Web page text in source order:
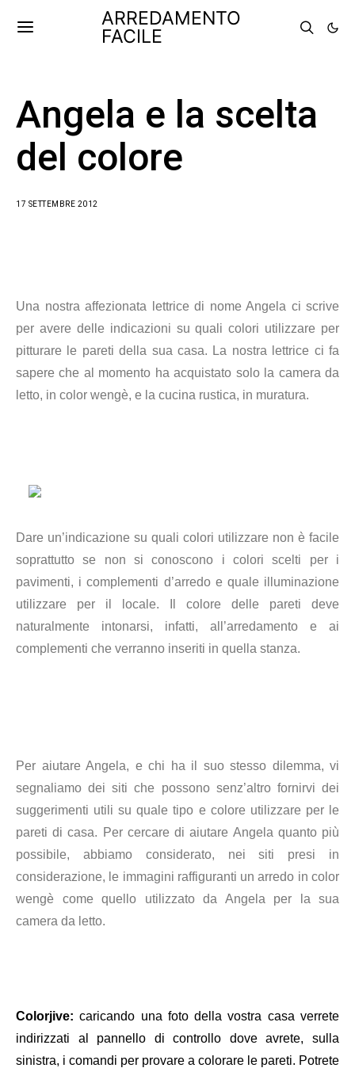
ARREDAMENTO
FACILE
Angela e la scelta
del colore
17 SETTEMBRE 2012
Una nostra affezionata lettrice di nome Angela ci scrive
per avere delle indicazioni su quali colori utilizzare per
pitturare le pareti della sua casa. La nostra lettrice ci fa
sapere che al momento ha acquistato solo la camera da
letto, in color wengè, e la cucina rustica, in muratura.
Dare un’indicazione su quali colori utilizzare non è facile
soprattutto se non si conoscono i colori scelti per i
pavimenti, i complementi d’arredo e quale illuminazione
utilizzare per il locale. Il colore delle pareti deve
naturalmente intonarsi, infatti, all’arredamento e ai
complementi che verranno inseriti in quella stanza.
Per aiutare Angela, e chi ha il suo stesso dilemma, vi
segnaliamo dei siti che possono senz’altro fornirvi dei
suggerimenti utili su quale tipo e colore utilizzare per le
pareti di casa. Per cercare di aiutare Angela quanto più
possibile, abbiamo considerato, nei siti presi in
considerazione, le immagini raffiguranti un arredo in color
wengè come quello utilizzato da Angela per la sua
camera da letto.
Colorjive:caricando una foto della vostra casa verrete
indirizzati al pannello di controllo dove avrete, sulla
sinistra, i comandi per provare a colorare le pareti. Potrete